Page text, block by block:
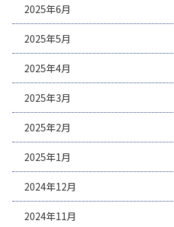
2025年6月
2025年5月
2025年4月
2025年3月
2025年2月
2025年1月
2024年12月
2024年11月